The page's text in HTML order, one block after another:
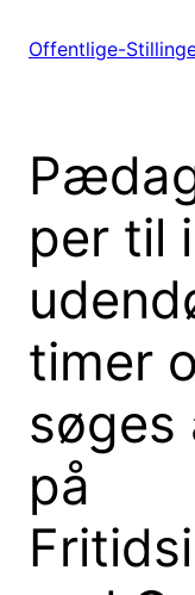
Offentlige-
per til
timer
søges
på